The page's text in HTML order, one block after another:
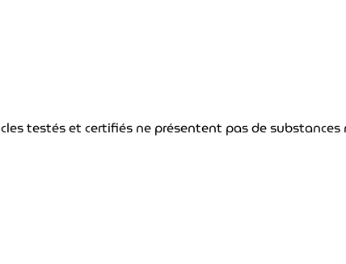
testés et certifiés ne présentent pas de